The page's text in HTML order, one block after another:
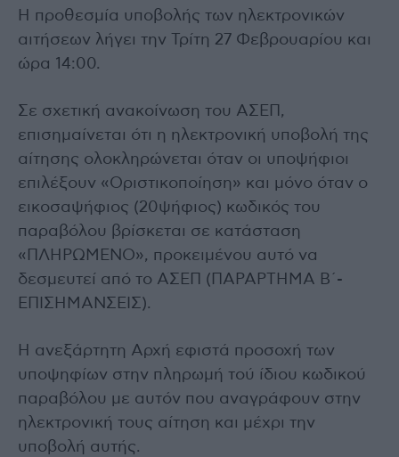
Η προθεσμία υποβολής των ηλεκτρονικών
αιτήσεων λήγει την Τρίτη 27 Φεβρουαρίου και
ώρα 14:00.
Σε σχετική ανακοίνωση του ΑΣΕΠ,
επισημαίνεται ότι η ηλεκτρονική υποβολή της
αίτησης ολοκληρώνεται όταν οι υποψήφιοι
επιλέξουν «Οριστικοποίηση» και μόνο όταν ο
εικοσαψήφιος (20ψήφιος) κωδικός του
παραβόλου βρίσκεται σε κατάσταση
«ΠΛΗΡΩΜΕΝΟ», προκειμένου αυτό να
δεσμευτεί από το ΑΣΕΠ (ΠΑΡΑΡΤΗΜΑ Β΄-
ΕΠΙΣΗΜΑΝΣΕΙΣ).
Η ανεξάρτητη Αρχή εφιστά προσοχή των
υποψηφίων στην πληρωμή τού ίδιου κωδικού
παραβόλου με αυτόν που αναγράφουν στην
ηλεκτρονική τους αίτηση και μέχρι την
υποβολή αυτής.